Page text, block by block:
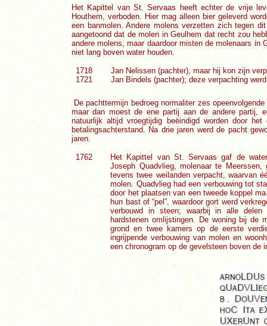
Het Kapittel van St. Servaas heeft echter de vrije
Houthem, verboden. Hier mag alleen bier geleverd
een banmolen. Andere molens verzetten zich tegen
aangetoond dat de molen in Geulhem dat recht zou
andere molens, maar daardoor misten de molenaars
niet lang boven water houden.
1718
Jan Nelissen (pachter), maar hij kon zijn
1721
Jan Bindels (pachter); deze verpachting
De pachttermijn bedroeg normaliter zes
maar dan moest de ene partij aan de andere partij,
natuurlijk altijd vroegtijdig beëindigd worden door
betalingsachterstand. Na drie jaren werd de pacht
jaren.
1762
Het Kapittel van St. Servaas gaf de
Joseph Quadvlieg, molenaar te
tevens twee weilanden verpacht, waarvan
molen. Quadvlieg had een verbouwing tot
door het plaatsen van een tweede koppel
hun bast of “pel”, waardoor gort werd
verbouwd in steen; waarbij in alle delen
hardstenen omlijstingen. De woning bij de
grond en twee kamers op de eerste
ingrijpende verbouwing van molen en
een chronogram op de gevelsteen boven de